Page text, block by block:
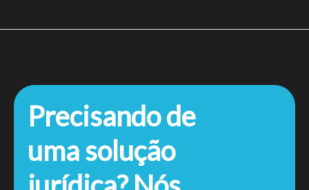
Precisando de
uma solução